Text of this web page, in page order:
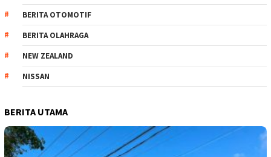
BERITA OTOMOTIF
BERITA OLAHRAGA
NEW ZEALAND
NISSAN
BERITA UTAMA